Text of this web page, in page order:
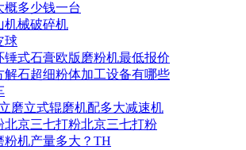
概多少钱一台
机械破碎机
球
锤式石膏欧版磨粉机最低报价
解石超细粉体加工设备有哪些
磨立式辊磨机配多大减速机
北京三七打粉北京三七打粉
粉机产量多大？TH